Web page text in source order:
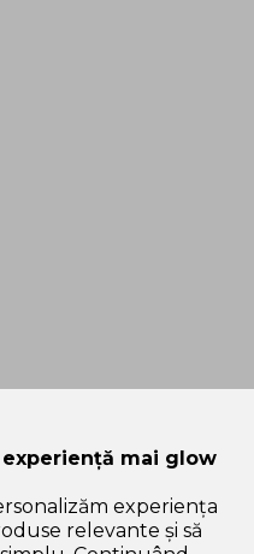
mai glow
experiența
relevante și să